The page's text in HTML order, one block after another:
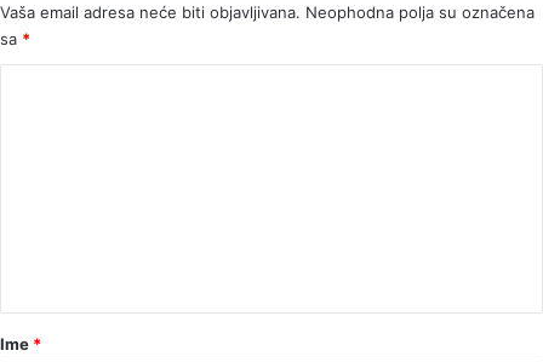
Vaša email adresa neće biti objavljivana. Neophodna polja su označena
sa *
rIme *